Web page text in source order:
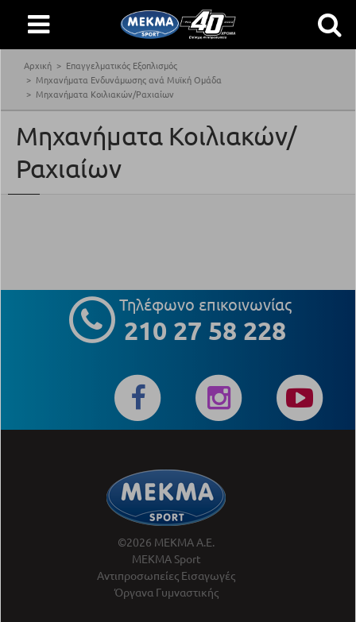
Αρχική
Επαγγελματικός Εξοπλισμός
Μηχανήματα Ενδυνάμωσης ανά Μυϊκή Ομάδα
Μηχανήματα Κοιλιακών/Ραχιαίων
Μηχανήματα Κοιλιακών/
Ραχιαίων
Τηλέφωνο επικοινωνίας
210 27 58 228
©2026 ΜΕΚΜΑ Α.Ε.
ΜΕΚΜΑ Sport
Αντιπροσωπείες Εισαγωγές
Όργανα Γυμναστικής